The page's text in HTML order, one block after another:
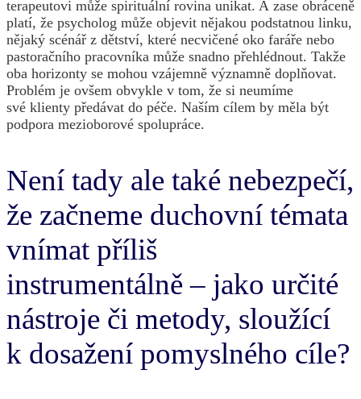
terapeutovi může spirituální rovina unikat. A zase obráceně
platí, že psycholog může objevit nějakou podstatnou linku,
nějaký scénář z dětství, které necvičené oko faráře nebo
pastoračního pracovníka může snadno přehlédnout. Takže
oba horizonty se mohou vzájemně významně doplňovat.
Problém je ovšem obvykle v tom, že si neumíme
své klienty předávat do péče. Naším cílem by měla být
podpora mezioborové spolupráce.
Není tady ale také nebezpečí,
že začneme duchovní témata
vnímat příliš
instrumentálně – jako určité
nástroje či metody, sloužící
k dosažení pomyslného cíle?